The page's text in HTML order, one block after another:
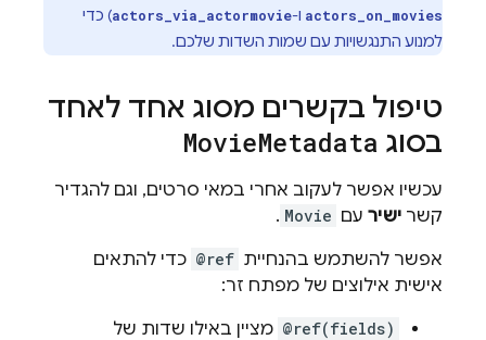
actors_on_movies ו-actors_via_actormovie) כדי
למנוע התנגשויות עם שמות השדות שלכם.
טיפול בקשרים מסוג אחד לאחד
בסוג
MovieMetadata
עכשיו אפשר לעקוב אחרי במאי סרטים, וגם להגדיר
קשר ישיר עם Movie
.
אפשר להשתמש בהנחיית @ref כדי להתאים
אישית אילוצים של מפתח זר:
@ref(fields) מציין באילו שדות של